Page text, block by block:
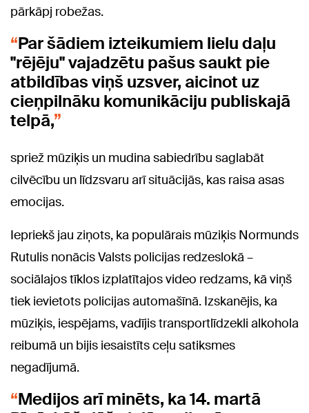
pārkāpj robežas.
Par šādiem izteikumiem lielu daļu
"rējēju" vajadzētu pašus saukt pie
atbildības viņš uzsver, aicinot uz
cieņpilnāku komunikāciju publiskajā
telpā,
spriež mūziķis un mudina sabiedrību saglabāt
cilvēcību un līdzsvaru arī situācijās, kas raisa asas
emocijas.
Iepriekš jau ziņots, ka populārais mūziķis Normunds
Rutulis nonācis Valsts policijas redzeslokā –
sociālajos tīklos izplatītajos video redzams, kā viņš
tiek ievietots policijas automašīnā. Izskanējis, ka
mūziķis, iespējams, vadījis transportlīdzekli alkohola
reibumā un bijis iesaistīts ceļu satiksmes
negadījumā.
Medijos arī minēts, ka 14. martā